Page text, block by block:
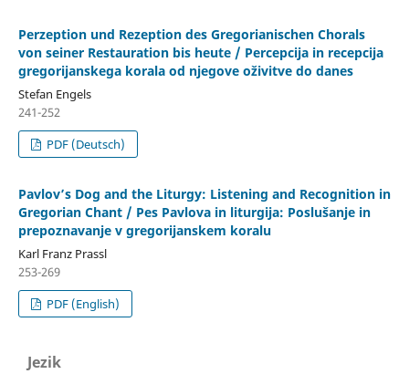
Perzeption und Rezeption des Gregorianischen Chorals
von seiner Restauration bis heute / Percepcija in recepcija
gregorijanskega korala od njegove oživitve do danes
Stefan Engels
241-252
PDF (Deutsch)
Pavlov’s Dog and the Liturgy: Listening and Recognition in
Gregorian Chant / Pes Pavlova in liturgija: Poslušanje in
prepoznavanje v gregorijanskem koralu
Karl Franz Prassl
253-269
PDF (English)
Jezik